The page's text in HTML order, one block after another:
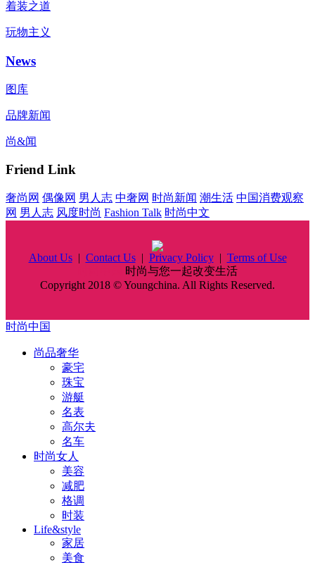
着装之道
玩物主义
News
图库
品牌新闻
尚&闻
Friend Link
奢尚网 偶像网 男人志 中奢网 时尚新闻 潮生活 中国消费观察
网 男人志 风度时尚 Fashion Talk 时尚中文
About Us| Contact Us| Privacy Policy| Terms of Use
时尚与您一起改变生活
Copyright 2018 © Youngchina. All Rights Reserved.
时尚中国
尚品奢华
豪宅
珠宝
游艇
名表
高尔夫
名车
时尚女人
美容
减肥
格调
时装
Life&style
家居
美食